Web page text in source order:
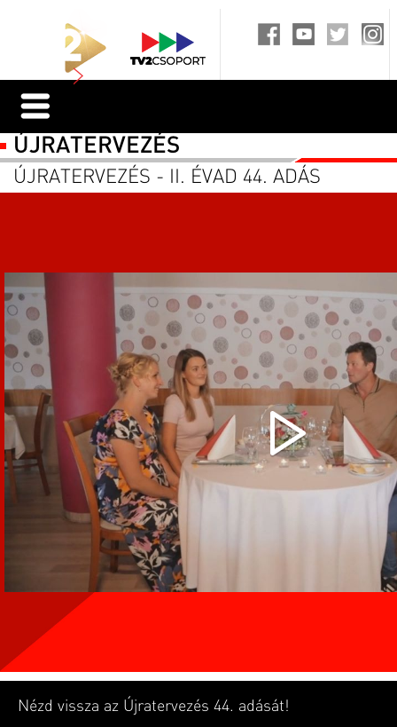
ÚJRATERVEZÉS
ÚJRATERVEZÉS - II. ÉVAD 44. ADÁS
Nézd vissza az Újratervezés 44. adását!